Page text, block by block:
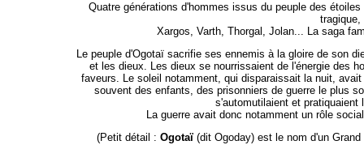
Quatre générations d'hommes issus du peuple des
tragique,
Xargos, Varth, Thorgal, Jolan... La saga
Le peuple d'Ogotaï sacrifie ses ennemis à la gloire de son
et les dieux. Les dieux se nourrissaient de l'énergie des
faveurs. Le soleil notamment, qui disparaissait la nuit,
souvent des enfants, des prisonniers de guerre le plus
s'automutilaient et
La guerre avait donc notamment un rôle
(Petit détail : Ogotaï(dit Ogoday) est le nom d'un